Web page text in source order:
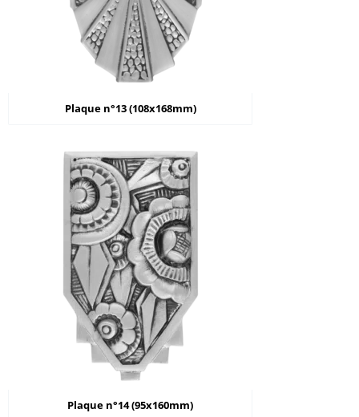
Plaque n°13 (108x168mm)
Plaque n°14 (95x160mm)